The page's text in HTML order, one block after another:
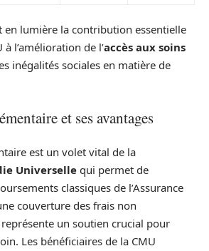
en lumière la contribution essentielle
à l’amélioration de l’accès aux soins
inégalités sociales en matière de
et ses avantages
est un volet vital de la
Universellequi permet de
classiques de l’Assurance
couverture des frais non
un soutien crucial pour
Les bénéficiaires de la CMU